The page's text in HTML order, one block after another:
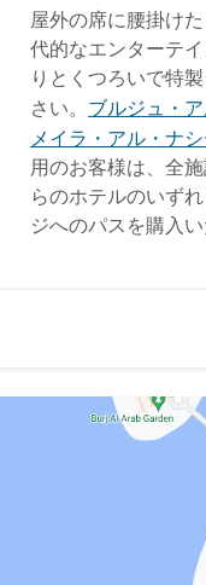
屋外の席に腰掛け
代的なエンターテ
りとくつろいで特
さい。 ブルジュ・
メイラ・アル・ナシ
用のお客様は、全
らのホテルのいず
ジへのパスを購入い